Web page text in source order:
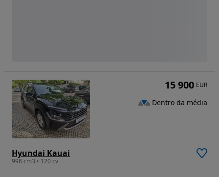
Hyundai Kauai
998 cm3 • 120 cv
15 900 EUR
Dentro da média